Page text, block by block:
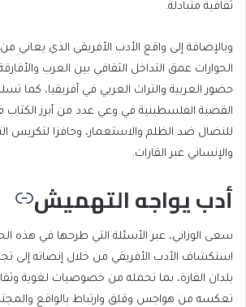
ثقافية متبادلة.
وبالإضافة إلى واقع الأدب الأفريقي الذي يعاني
الحوارات عمق التداخل الثقافي بين العرب
حضور العربية والتراث العربي في أفريقيا، كما
القضية الفلسطينية في وعي عدد من أبرز الكتاب في
للنضال ضد الظلم والاستعمار، وحافزا لتكريس
والإنساني عبر القارات.
أدب يواجه التهميش
سعى الوزاني، عبر الأسئلة التي طرحها في هذه
استكشاف الأدب الأفريقي من خلال إنصاته إلى
بلدان القارة، بما تحمله من خصوصيات لغوية
تعكسه من هواجس وقلق وارتباط بالواقع